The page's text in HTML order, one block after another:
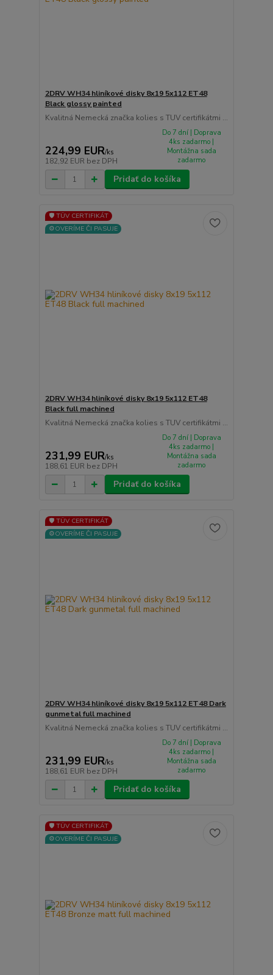
2DRV WH34 hliníkové disky 8x19 5x112 ET48
Black glossy painted
Kvalitná Nemecká značka kolies s TUV certifikátmi ...
224,99 EUR/ks
182,92 EUR bez DPH
Do 7 dní | Doprava
4ks zadarmo |
Montážna sada
zadarmo
Pridať do košíka
🛡️ TÜV CERTIFIKÁT
⚙️OVERÍME ČI PASUJE
2DRV WH34 hliníkové disky 8x19 5x112 ET48
Black full machined
Kvalitná Nemecká značka kolies s TUV certifikátmi ...
231,99 EUR/ks
188,61 EUR bez DPH
Do 7 dní | Doprava
4ks zadarmo |
Montážna sada
zadarmo
Pridať do košíka
🛡️ TÜV CERTIFIKÁT
⚙️OVERÍME ČI PASUJE
2DRV WH34 hliníkové disky 8x19 5x112 ET48 Dark
gunmetal full machined
Kvalitná Nemecká značka kolies s TUV certifikátmi ...
231,99 EUR/ks
188,61 EUR bez DPH
Do 7 dní | Doprava
4ks zadarmo |
Montážna sada
zadarmo
Pridať do košíka
🛡️ TÜV CERTIFIKÁT
⚙️OVERÍME ČI PASUJE